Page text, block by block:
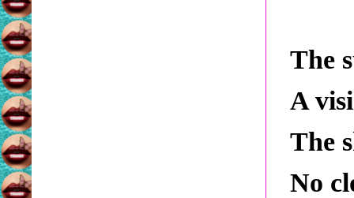
The
A
The
No